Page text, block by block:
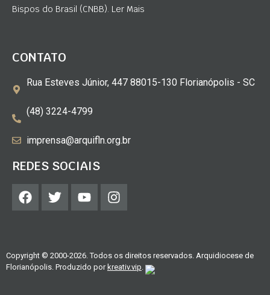
Bispos do Brasil (CNBB). Ler Mais
CONTATO
Rua Esteves Júnior, 447 88015-130 Florianópolis - SC
(48) 3224-4799
imprensa@arquifln.org.br
REDES SOCIAIS
Copyright © 2000-2026. Todos os direitos reservados. Arquidiocese de
Florianópolis. Produzido porkreativ.vip